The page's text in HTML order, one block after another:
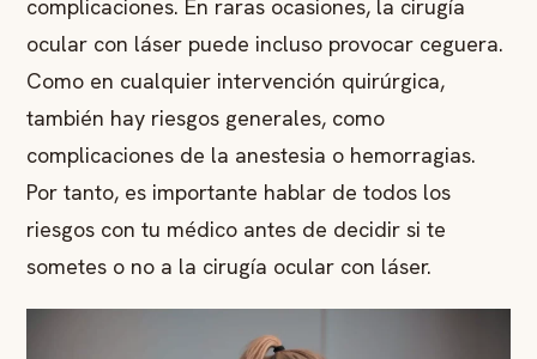
complicaciones. En raras ocasiones, la cirugía
ocular con láser puede incluso provocar ceguera.
Como en cualquier intervención quirúrgica,
también hay riesgos generales, como
complicaciones de la anestesia o hemorragias.
Por tanto, es importante hablar de todos los
riesgos con tu médico antes de decidir si te
sometes o no a la cirugía ocular con láser.